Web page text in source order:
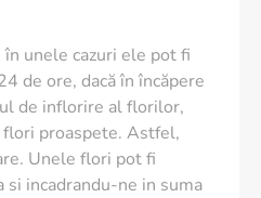
unele cazuri ele pot fi
de ore, dacă în încăpere
de inflorire al florilor,
flori proaspete. Astfel,
Unele flori pot fi
incadrandu-ne in suma